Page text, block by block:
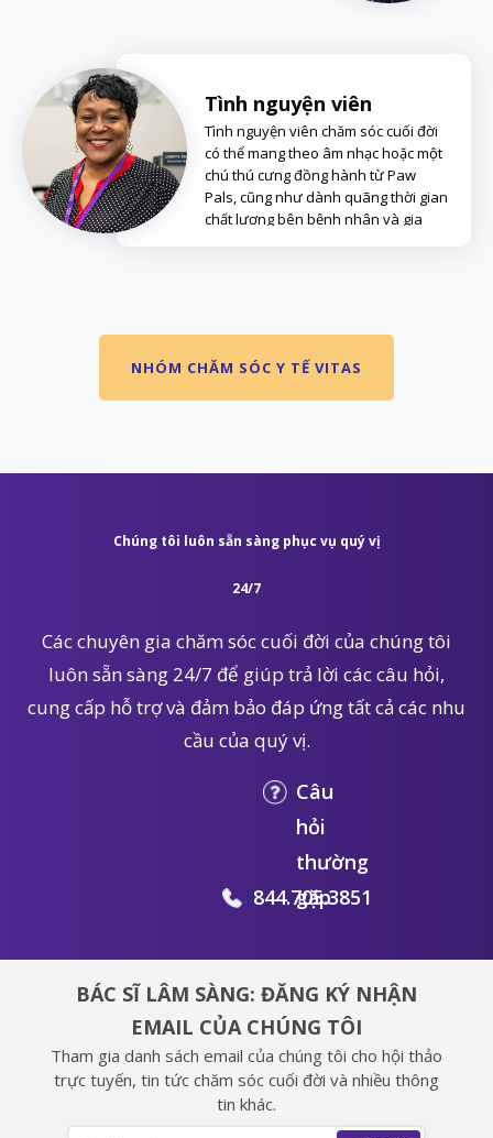
Tình nguyện viên
Tình nguyện viên chăm sóc cuối đời
có thể mang theo âm nhạc hoặc một
chú thú cưng đồng hành từ Paw
Pals, cũng như dành quãng thời gian
chất lượng bên bệnh nhân và gia
NHÓM CHĂM SÓC Y TẾ VITAS
Chúng tôi luôn sẵn sàng phục vụ quý vị
24/7
Các chuyên gia chăm sóc cuối đời của chúng tôi
luôn sẵn sàng 24/7 để giúp trả lời các câu hỏi,
cung cấp hỗ trợ và đảm bảo đáp ứng tất cả các nhu
cầu của quý vị.
844.705.3851
Câu
hỏi
thường
gặp
BÁC SĨ LÂM SÀNG: ĐĂNG KÝ NHẬN
EMAIL CỦA CHÚNG TÔI
Tham gia danh sách email của chúng tôi cho hội thảo
trực tuyến, tin tức chăm sóc cuối đời và nhiều thông
tin khác.